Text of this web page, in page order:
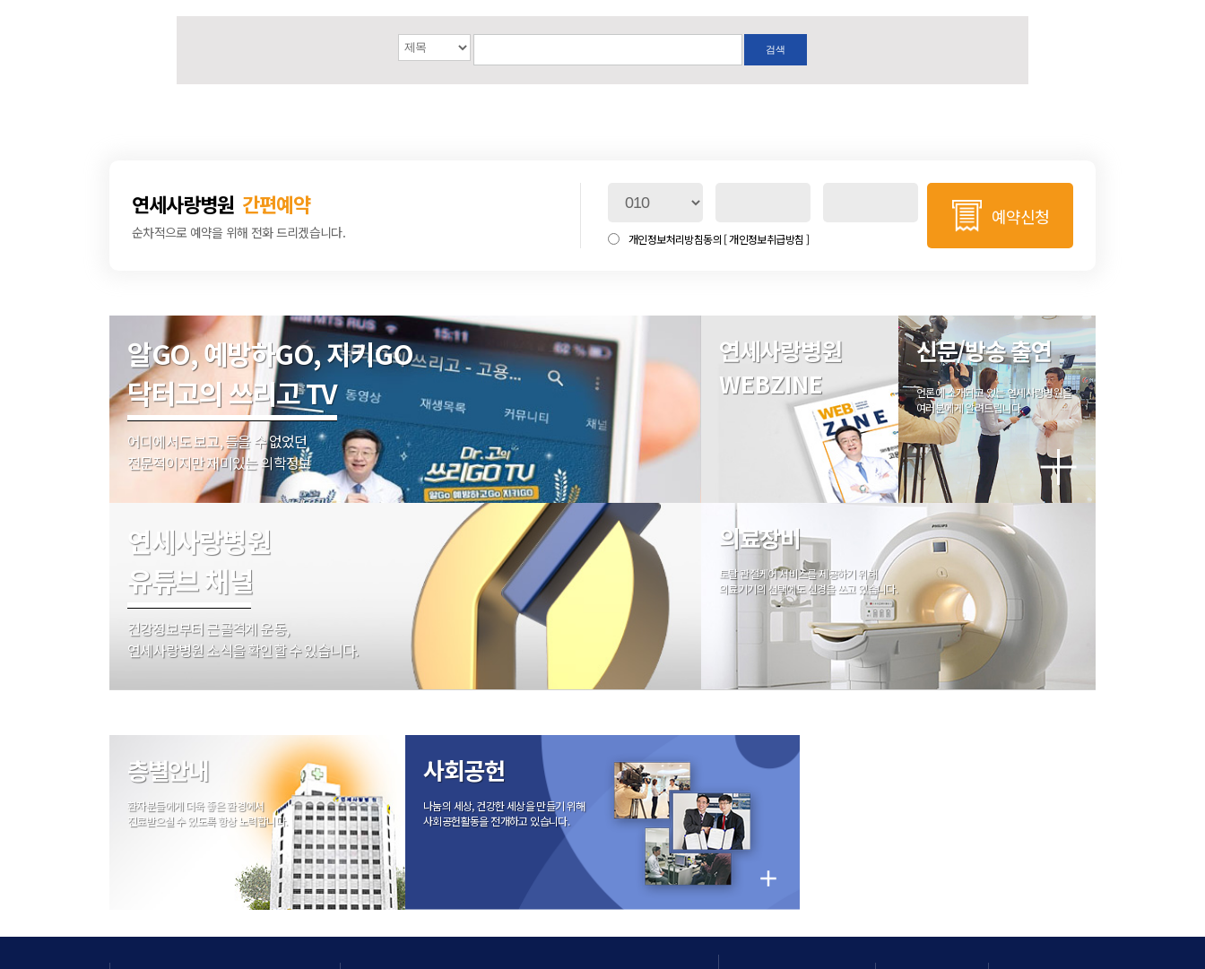
검색
연세사랑병원 간편예약
순차적으로 예약을 위해 전화 드리겠습니다. 개인정보처리방침동의 [ 개인정보취급방침 ]
예약신청
알GO, 예방하GO, 지키GO
닥터고의 쓰리고 TV
어디에서도 보고, 들을 수 없었던
전문적이지만 재미있는 의학정보
연세사랑병원
유튜브 채널
건강정보부터 근골격계 운동,
연세사랑병원 소식을 확인할 수 있습니다.
연세사랑병원
WEBZINE
신문/방송 출연
언론에 소개되고 있는 연세사랑병원을
여러분에게 알려드립니다.
의료장비
토탈 관절케어 서비스를 제공하기 위해
의료기기의 선택에도 신경을 쓰고 있습니다.
층별안내
환자분들에게 더욱 좋은 환경에서
진료받으실 수 있도록 항상 노력합니다.
사회공헌
나눔의 세상, 건강한 세상을 만들기 위해
사회공헌활동을 전개하고 있습니다.
add